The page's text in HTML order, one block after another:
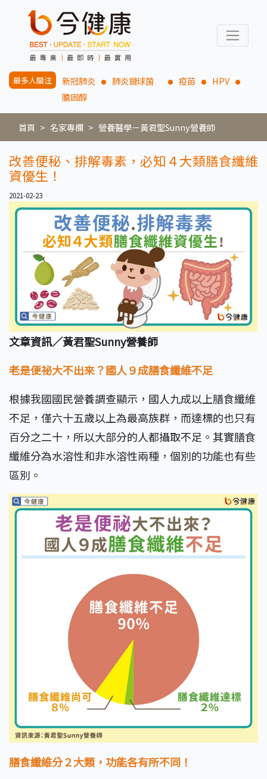
最多人關注 新冠肺炎 肺炎鏈球菌 疫苗
HPV
膽固醇
首頁 名家專欄 營養醫學－黃君聖Sunny營養師
改善便秘、排解毒素，必知４大類膳食纖維
資優生！
2021-02-23
文章資訊／黃君聖Sunny營養師
老是便祕大不出來？國人９成膳食纖維不足
根據我國國民營養調查顯示，國人九成以上膳食纖維
不足，僅六十五歲以上為最高族群，而達標的也只有
百分之二十，所以大部分的人都攝取不足。其實膳食
纖維分為水溶性和非水溶性兩種，個別的功能也有些
區別。
膳食纖維分２大類，功能各有所不同！